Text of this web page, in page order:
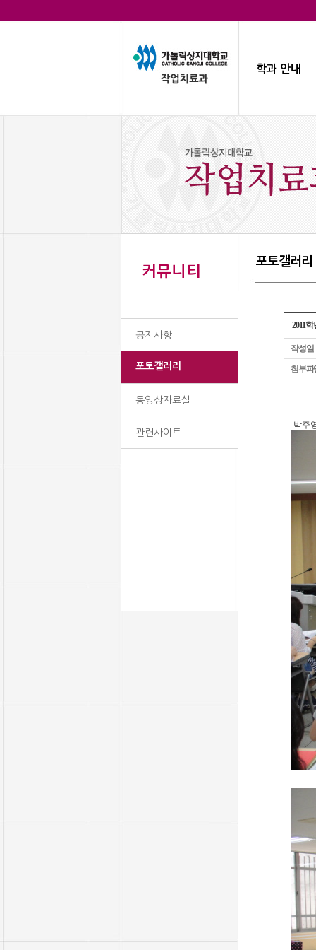
학과 안내
커뮤니티
공지사항
포토갤러리
동영상자료실
관련사이트
포토갤러리
2011
작성일
첨부파
박주